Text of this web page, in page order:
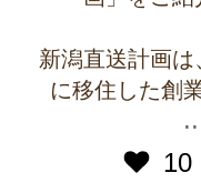
新潟直送計画
に移住した創
10